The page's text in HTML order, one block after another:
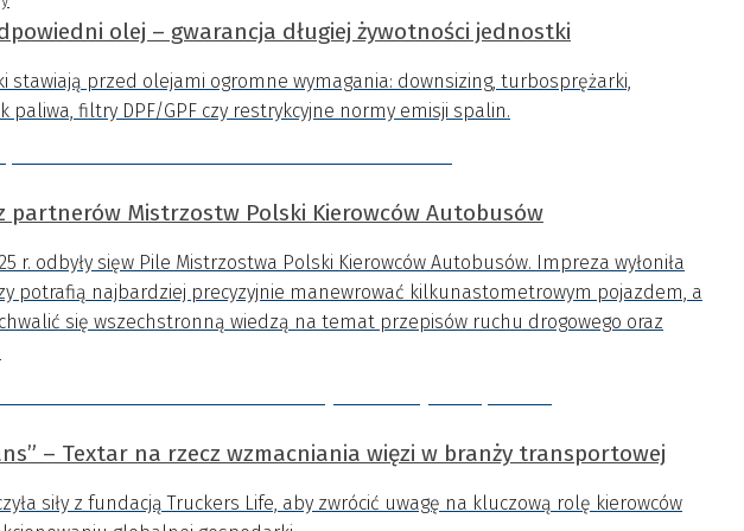
olej – gwarancja długiej żywotności jednostki
stawiają przed olejami ogromne wymagania: downsizing, turbosprężarki,
paliwa, filtry DPF/GPF czy restrykcyjne normy emisji spalin.
partnerów Mistrzostw Polski Kierowców Autobusów
r. odbyły sięw Pile Mistrzostwa Polski Kierowców Autobusów. Impreza wyłoniła
potrafią najbardziej precyzyjnie manewrować kilkunastometrowym pojazdem, a
się wszechstronną wiedzą na temat przepisów ruchu drogowego oraz
– Textar na rzecz wzmacniania więzi w branży transportowej
siły z fundacją Truckers Life, aby zwrócić uwagę na kluczową rolę kierowców